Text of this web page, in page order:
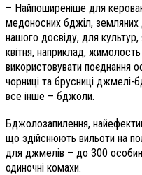
– Найпоширеніше для
медоносних бджіл, земляних
нашого досвіду, для культур,
квітня, наприклад,
використовувати
чорниці та брусниці
все інше – бджоли.
Бджолозапилення,
що здійснюють вильоти на
для джмелів – до 300
одиночні комахи.